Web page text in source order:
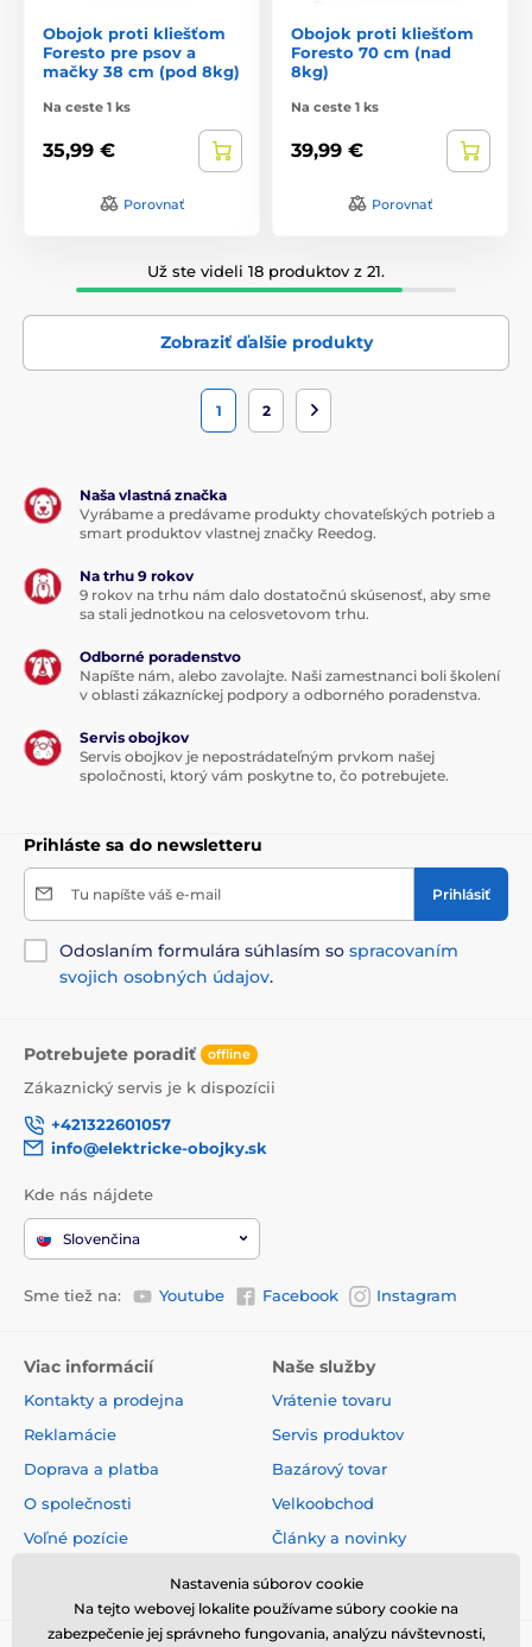
Obojok proti kliešťom
Foresto pre psov a
mačky 38 cm (pod 8kg)
Na ceste 1 ks
35,99 €
Porovnať
Obojok proti kliešťom
Foresto 70 cm (nad
8kg)
Na ceste 1 ks
39,99 €
Porovnať
Už ste videli 18 produktov z 21.
Zobraziť ďalšie produkty
1 2
Naša vlastná značka
Vyrábame a predávame produkty chovateľských potrieb a
smart produktov vlastnej značky Reedog.
Na trhu 9 rokov
9 rokov na trhu nám dalo dostatočnú skúsenosť, aby sme
sa stali jednotkou na celosvetovom trhu.
Odborné poradenstvo
Napíšte nám, alebo zavolajte. Naši zamestnanci boli školení
v oblasti zákazníckej podpory a odborného poradenstva.
Servis obojkov
Servis obojkov je nepostrádateľným prvkom našej
spoločnosti, ktorý vám poskytne to, čo potrebujete.
Prihláste sa do newsletteru
Tu napíšte váš e-mail Prihlásiť
Odoslaním formulára súhlasím so spracovaním
svojich osobných údajov.
Potrebujete poradiť offline
Zákaznický servis je k dispozícii
+421322601057
info@elektricke-obojky.sk
Kde nás nájdete
Slovenčina
Sme tiež na: Youtube Facebook Instagram
Viac informácií
Kontakty a prodejna
Reklamácie
Doprava a platba
O společnosti
Voľné pozície
Naše služby
Vrátenie tovaru
Servis produktov
Bazárový tovar
Velkoobchod
Články a novinky
Nastavenia súborov cookie
Na tejto webovej lokalite používame súbory cookie na
zabezpečenie jej správneho fungovania, analýzu návštevnosti,